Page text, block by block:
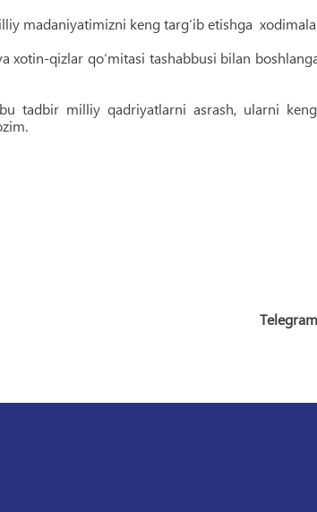
madaniyatimizni keng targ‘ib etishga
xotin-qizlar qo‘mitasi tashabbusi bilan
tadbir milliy qadriyatlarni asrash, ularni